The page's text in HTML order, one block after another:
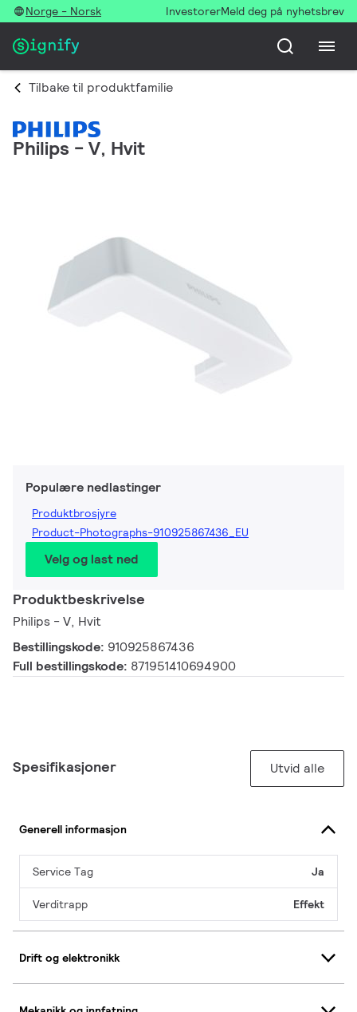
Norge - Norsk InvestorerMeld deg på nyhetsbrev
Tilbake til produktfamilie
Philips - V, Hvit
Populære nedlastinger
Produktbrosjyre
Product-Photographs-910925867436_EU
Velg og last ned
Produktbeskrivelse
Philips - V, Hvit
Bestillingskode: 910925867436
Full bestillingskode: 871951410694900
Spesifikasjoner Utvid alle
Generell informasjon
Service Tag Ja
Verditrapp Effekt
Drift og elektronikk